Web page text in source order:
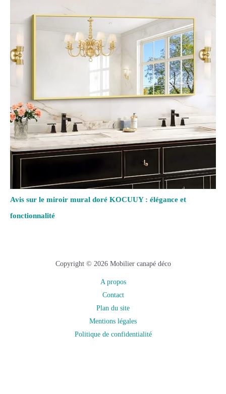
Avis sur le miroir mural doré KOCUUY : élégance et
fonctionnalité
Copyright © 2026 Mobilier canapé déco
A propos
Contact
Plan du site
Mentions légales
Politique de confidentialité